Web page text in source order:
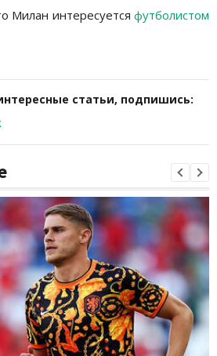
Милан интересуется футболистом
статьи, подпишись: